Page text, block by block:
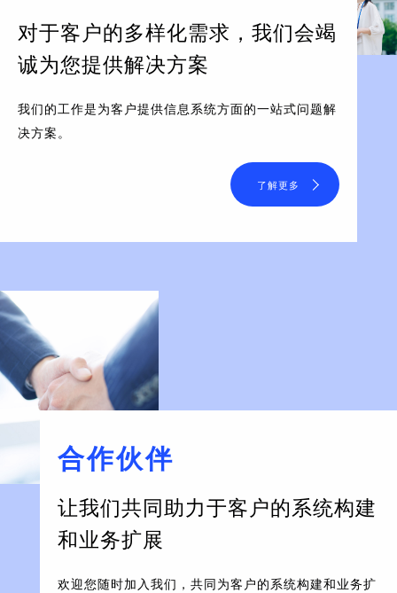
对于客户的多样化需求， 我们会竭
诚为您提供解决方案
我们的工作是为客户提供信息系统方面的一站式问题解
决方案。
了解更多
合作伙伴
让我们共同助力于客户的系统构建
和业务扩展
欢迎您随时加入我们，共同为客户的系统构建和业务扩